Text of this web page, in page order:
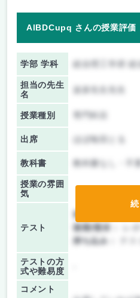
AlBDCupq さんの授業評価
学部 学科
担当の先生
名
授業種別
出席 ほぼ毎回とる
教科書 教科書なし・不要
授業の雰囲
気
テスト
前期/中間：
後期/期末：
持ち込み：
テストの方
式や難易度
コメント
続